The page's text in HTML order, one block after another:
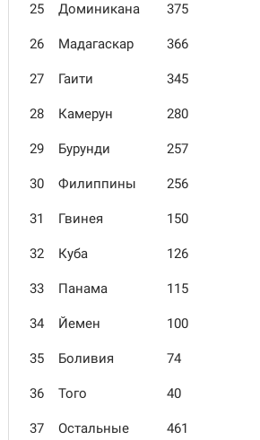
25 Доминикана 375
26 Мадагаскар 366
27 Гаити 345
28 Камерун 280
29 Бурунди 257
30 Филиппины 256
31 Гвинея 150
32 Куба 126
33 Панама 115
34 Йемен 100
35 Боливия 74
36 Того 40
37
Остальные
461